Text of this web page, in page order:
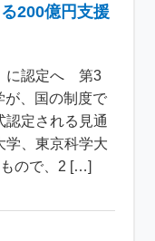
200億円支援
に認定へ 第3
が、国の制度で
認定される見通
学、東京科学大
ので、2 […]